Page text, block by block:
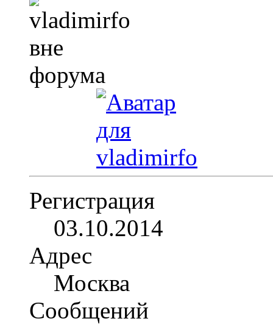
Регистрация
03.10.2014
Адрес
Москва
Сообщений